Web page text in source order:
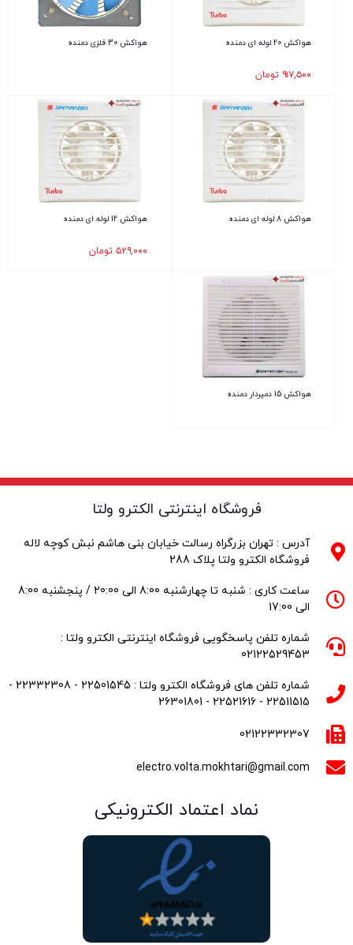
هواکش 20 لوله ای دمنده
۹۱۷,۵۰۰ تومان
هواکش 30 فلزی دمنده
هواکش 8 لوله ای دمنده هواکش 12 لوله ای دمنده
۵۲۹,۰۰۰ تومان
هواکش 15 دمپردار دمنده
فروشگاه اینترنتی الکترو ولتا
آدرس : تهران بزرگراه رسالت خیابان بنی هاشم نبش کوچه لاله
فروشگاه الکترو ولتا پلاک 288
ساعت کاری : شنبه تا چهارشنبه 8:00 الی 20:00 / پنجشنبه 8:00
الی 17:00
شماره تلفن پاسخگویی فروشگاه اینترنتی الکترو ولتا :
02122529453
شماره تلفن های فروشگاه الکترو ولتا : 22501545 - 22332308 -
22511515 - 22521616 - 26301801
02122332307
electro.volta.mokhtari@gmail.com
نماد اعتماد الکترونیکی